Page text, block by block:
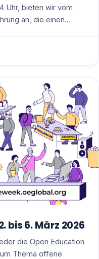
Uhr, bieten wir vom
an, die einen…
bis 6. März 2026
die Open Education
Thema offene